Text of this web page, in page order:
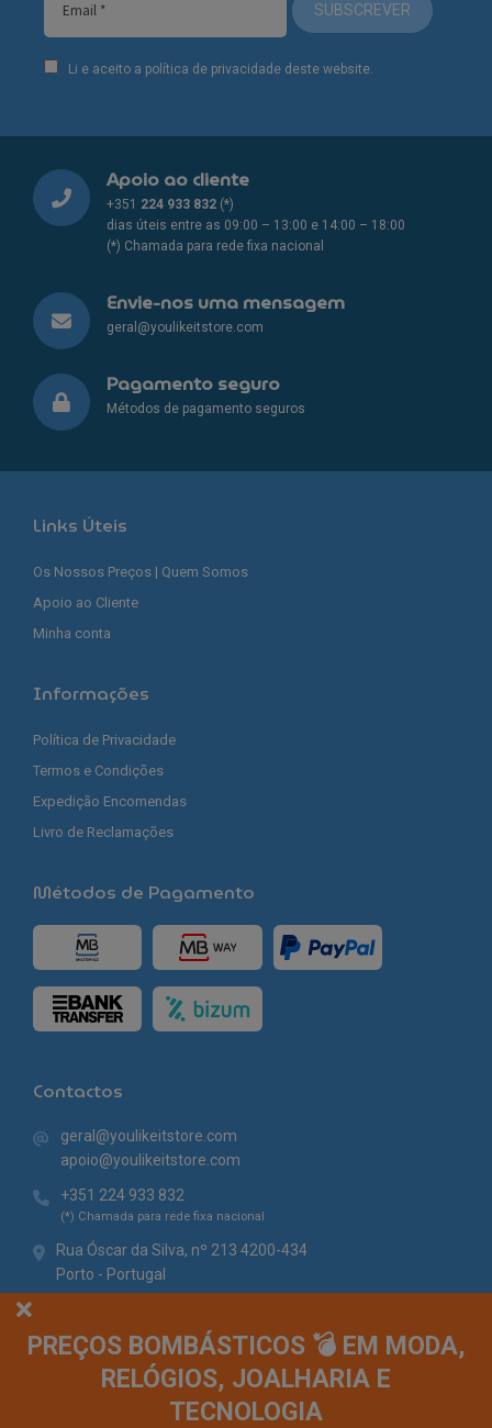
PREÇOS BOMBÁSTICOS 💣 EM MODA,
RELÓGIOS, JOALHARIA E
TECNOLOGIA
SUBSCREVER
Li e aceito a política de privacidade deste website.
Apoio ao cliente
+351 224 933 832 (*)
dias úteis entre as 09:00 – 13:00 e 14:00 – 18:00
(*) Chamada para rede fixa nacional
Envie-nos uma mensagem
geral@youlikeitstore.com
Pagamento seguro
Métodos de pagamento seguros
Links Úteis
Os Nossos Preços | Quem Somos
Apoio ao Cliente
Minha conta
Informações
Política de Privacidade
Termos e Condições
Expedição Encomendas
Livro de Reclamações
Métodos de Pagamento
Contactos
geral@youlikeitstore.com
apoio@youlikeitstore.com
+351 224 933 832
(*) Chamada para rede fixa nacional
Rua Óscar da Silva, nº 213 4200-434
Porto - Portugal